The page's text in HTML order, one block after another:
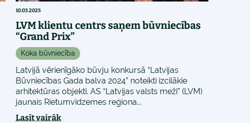
10.03.2025
LVM klientu centrs saņem būvniecības
“Grand Prix”
Koka būvniecība
Latvijā vērienīgāko būvju konkursā “Latvijas
Būvniecības Gada balva 2024” noteikti izcilākie
arhitektūras objekti. AS “Latvijas valsts meži” (LVM)
jaunais Rietumvidzemes reģiona...
Lasīt vairāk